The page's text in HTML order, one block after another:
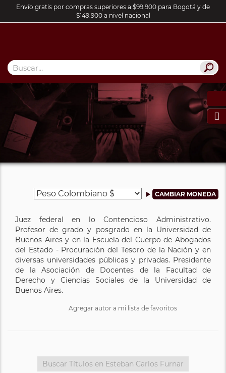
Envío gratis por compras superiores a $99.900 para Bogotá y de
$149.900 a nivel nacional

Juez federal en lo Contencioso Administrativo.
Profesor de grado y posgrado en la Universidad de
Buenos Aires y en la Escuela del Cuerpo de Abogados
del Estado - Procuración del Tesoro de la Nación y en
diversas universidades públicas y privadas. Presidente
de la Asociación de Docentes de la Facultad de
Derecho y Ciencias Sociales de la Universidad de
Buenos Aires.
Agregar autor a mi lista de favoritos